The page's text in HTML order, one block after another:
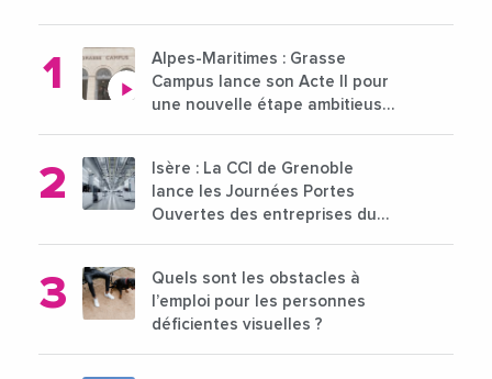
Alpes-Maritimes : Grasse
Campus lance son Acte II pour
une nouvelle étape ambitieuse
Isère : La CCI de Grenoble
lance les Journées Portes
Ouvertes des entreprises du
Quels sont les obstacles à
l’emploi pour les personnes
déficientes visuelles ?